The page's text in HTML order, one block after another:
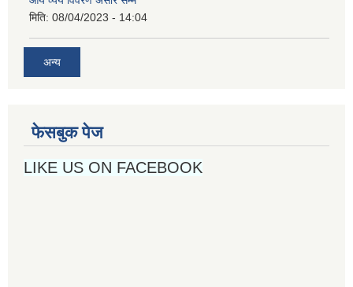
मिति: 08/04/2023 - 14:04
अन्य
फेसबुक पेज
LIKE US ON FACEBOOK